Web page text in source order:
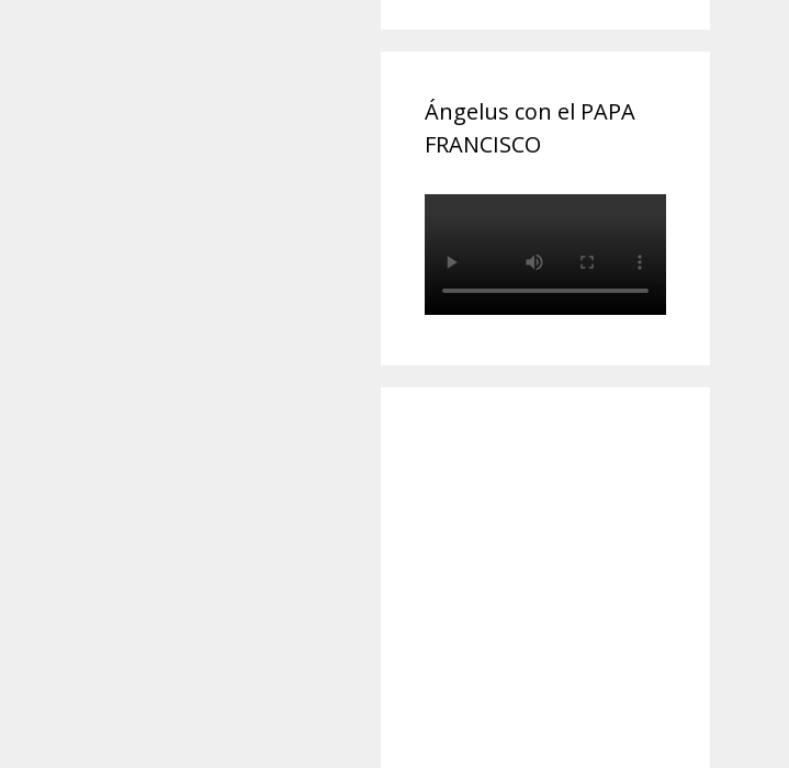
Ángelus con el PAPA
FRANCISCO